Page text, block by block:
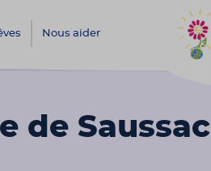
Nous aider
de Saussac